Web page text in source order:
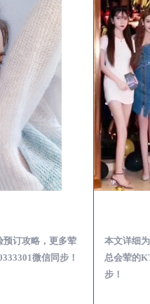
订攻略，更多荤
微信同步！
本文详细
总会荤的
步！